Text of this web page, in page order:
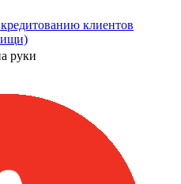
клиентов
руки